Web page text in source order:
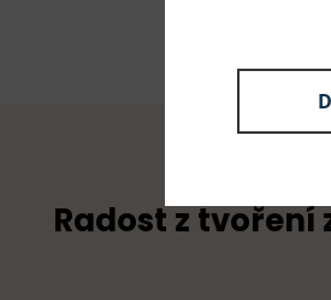
Radost z tvoření